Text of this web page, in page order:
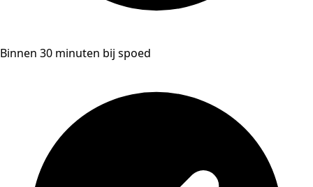
Binnen 30 minuten bij spoed